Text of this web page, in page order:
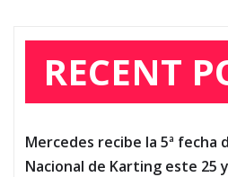
RECENT
Mercedes recibe la 5ª fecha
Nacional de Karting este 25